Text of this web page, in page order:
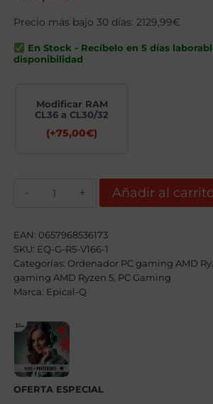
original
era:
2459,00€.
actual
es:
2139,99€.
Precio más bajo 30 días:2129,99€
En Stock - Recíbelo en 5 días
disponibilidad
Modificar RAM
CL36 a CL30/32
(+75,00€)
AMD
Ryzen
5
7500F,
32GB,
1TB
SSD
RX
9070XT
+
Windows
11
Pro
cantidad
Añadir al
EAN: 0657968536173
SKU: EQ-G-R5-V166-1
Categorías: Ordenador PC gaming AMD
gaming AMD Ryzen 5 PC Gaming
Marca: Epical-Q
OFERTA ESPECIAL